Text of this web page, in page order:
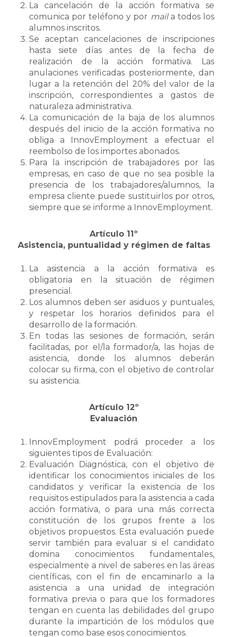
La cancelación de la acción formativa se
comunica por teléfono y por maila todos los
alumnos inscritos.
Se aceptan cancelaciones de inscripciones
hasta siete días antes de la fecha de
realización de la acción formativa. Las
anulaciones verificadas posteriormente, dan
lugar a la retención del 20% del valor de la
inscripción, correspondientes a gastos de
naturaleza administrativa.
La comunicación de la baja de los alumnos
después del inicio de la acción formativa no
obliga a InnovEmployment a efectuar el
reembolso de los importes abonados.
Para la inscripción de trabajadores por las
empresas, en caso de que no sea posible la
presencia de los trabajadores/alumnos, la
empresa cliente puede sustituirlos por otros,
siempre que se informe a InnovEmployment.
Artículo 11º
Asistencia, puntualidad y régimen de faltas
La asistencia a la acción formativa es
obligatoria en la situación de régimen
presencial.
Los alumnos deben ser asiduos y puntuales,
y respetar los horarios definidos para el
desarrollo de la formación.
En todas las sesiones de formación, serán
facilitadas, por el/la formador/a, las hojas de
asistencia, donde los alumnos deberán
colocar su firma, con el objetivo de controlar
su asistencia.
Artículo 12º
Evaluación
InnovEmployment podrá proceder a los
siguientes tipos de Evaluación:
Evaluación Diagnóstica, con el objetivo de
identificar los conocimientos iniciales de los
candidatos y verificar la existencia de los
requisitos estipulados para la asistencia a cada
acción formativa, o para una más correcta
constitución de los grupos frente a los
objetivos propuestos. Esta evaluación puede
servir también para evaluar si el candidato
domina conocimientos fundamentales,
especialmente a nivel de saberes en las áreas
científicas, con el fin de encaminarlo a la
asistencia a una unidad de integración
formativa previa o para que los formadores
tengan en cuenta las debilidades del grupo
durante la impartición de los módulos que
tengan como base esos conocimientos.